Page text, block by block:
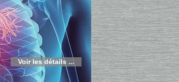
Voir les détails ...